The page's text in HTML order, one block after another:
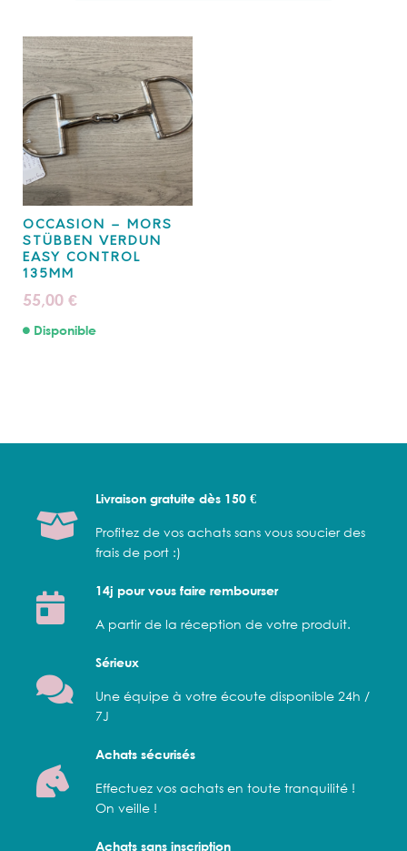
OCCASION – MORS
STÜBBEN VERDUN
EASY CONTROL
135MM
55,00 €
Disponible
Livraison gratuite dès 150 €
Profitez de vos achats sans vous soucier des
frais de port :)
14j pour vous faire rembourser
A partir de la réception de votre produit.
Sérieux
Une équipe à votre écoute disponible 24h /
7J
Achats sécurisés
Effectuez vos achats en toute tranquilité !
On veille !
Achats sans inscription